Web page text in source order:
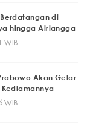
di
hingga Airlangga
WIB
Akan Gelar
WIB